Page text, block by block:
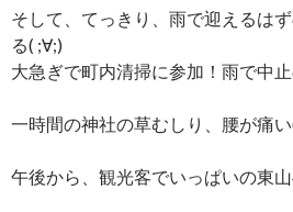
そして、てっきり、雨で迎えるは
る( ;∀;)
大急ぎで町内清掃に参加！雨で中止
一時間の神社の草むしり、腰が痛い
午後から、観光客でいっぱいの東